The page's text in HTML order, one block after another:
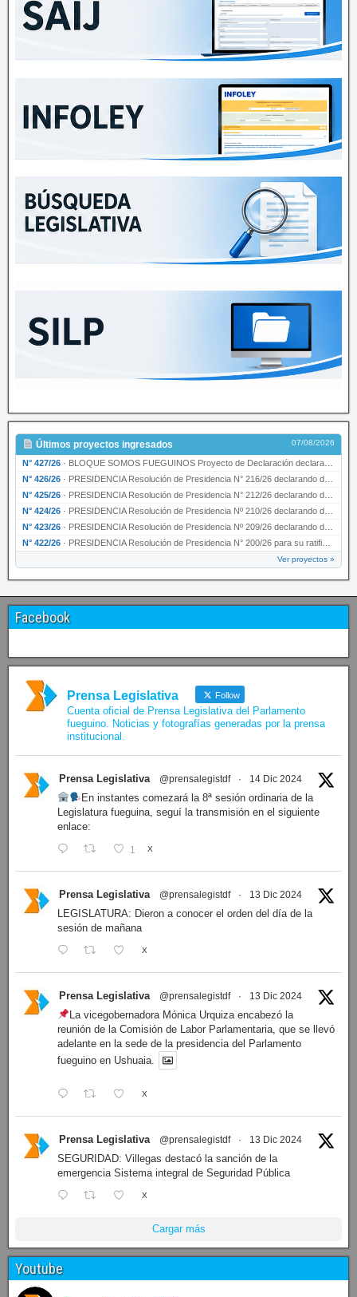
Últimos proyectos ingresados 07/08/2026
N° 427/26 · BLOQUE SOMOS FUEGUINOS Proyecto de Declaración declarando de interés provincial PRESIDENCI…
N° 426/26 · PRESIDENCIA Resolución de Presidencia N° 216/26 declarando de interés provincial la labor …
N° 425/26 · PRESIDENCIA Resolución de Presidencia N° 212/26 declarando de interés provincial el “50° A…
N° 424/26 · PRESIDENCIA Resolución de Presidencia Nº 210/26 declarando de interés provincial el proyec…
N° 423/26 · PRESIDENCIA Resolución de Presidencia Nº 209/26 declarando de interés provincial la presen…
N° 422/26 · PRESIDENCIA Resolución de Presidencia N° 200/26 para su ratificación.
Ver proyectos »
Facebook
Prensa Legislativa Follow
Cuenta oficial de Prensa Legislativa del Parlamento
fueguino. Noticias y fotografías generadas por la prensa
institucional.
Prensa Legislativa @prensalegistdf · 14 Dic 2024
En instantes comezará la 8ª sesión ordinaria de la
Legislatura fueguina, seguí la transmisión en el siguiente
enlace:
1 X
Prensa Legislativa @prensalegistdf · 13 Dic 2024
LEGISLATURA: Dieron a conocer el orden del día de la
sesión de mañana
X
Prensa Legislativa @prensalegistdf · 13 Dic 2024
La vicegobernadora Mónica Urquiza encabezó la
reunión de la Comisión de Labor Parlamentaria, que se llevó
adelante en la sede de la presidencia del Parlamento
fueguino en Ushuaia.
X
Prensa Legislativa @prensalegistdf · 13 Dic 2024
SEGURIDAD: Villegas destacó la sanción de la
emergencia Sistema integral de Seguridad Pública
X
Cargar más
Youtube